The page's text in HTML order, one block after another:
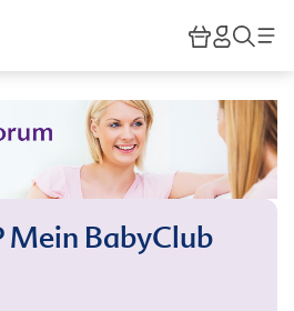
HiPP
Mein BabyClub